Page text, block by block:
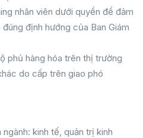
nhân viên dưới quyền để đảm
định hướng của Ban Giám
phủ hàng hóa trên thị trường
do cấp trên giao phó
kinh tế, quản trị kinh